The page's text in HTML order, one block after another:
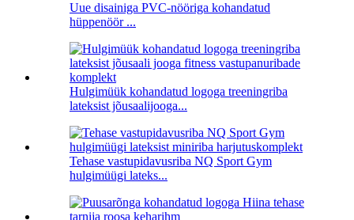
Uue disainiga PVC-nööriga kohandatud
hüppenöör ...
Hulgimüük kohandatud logoga treeningriba
lateksist jõusaalijooga...
Tehase vastupidavusriba NQ Sport Gym
hulgimüügi lateks...